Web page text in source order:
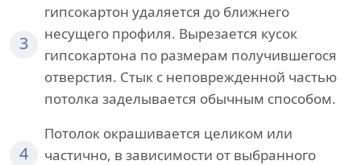
3
гипсокартон удаляется до ближнего
несущего профиля. Вырезается кусок
гипсокартона по размерам получившегося
отверстия. Стык с неповрежденной частью
потолка заделывается обычным способом.
4
Потолок окрашивается целиком или
частично, в зависимости от выбранного